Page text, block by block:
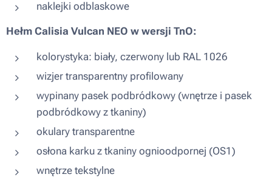
naklejki odblaskowe
Hełm Calisia Vulcan NEO w wersji TnO:
kolorystyka: biały, czerwony lub RAL 1026
wizjer transparentny profilowany
wypinany pasek podbródkowy (wnętrze i pasek
podbródkowy z tkaniny)
okulary transparentne
osłona karku z tkaniny ognioodpornej (OS1)
wnętrze tekstylne